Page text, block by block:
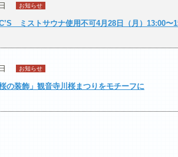
お知らせ
ミストサウナ使用不可4月28日（月）13:00〜
お知らせ
の装飾」観音寺川桜まつりをモチーフに